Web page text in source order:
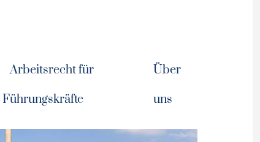
Arbeitsrecht für
Führungskräfte
Über
uns